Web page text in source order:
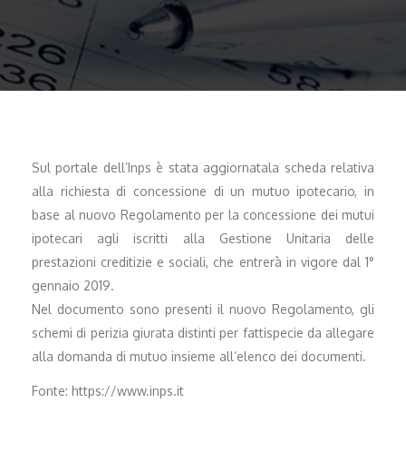
Sul portale dell’Inps è stata aggiornatala scheda relativa
alla richiesta di concessione di un mutuo ipotecario, in
base al nuovo Regolamento per la concessione dei mutui
ipotecari agli iscritti alla Gestione Unitaria delle
prestazioni creditizie e sociali, che entrerà in vigore dal 1°
gennaio 2019.
Nel documento sono presenti il nuovo Regolamento, gli
schemi di perizia giurata distinti per fattispecie da allegare
alla domanda di mutuo insieme all’elenco dei documenti.
Fonte: https://www.inps.it